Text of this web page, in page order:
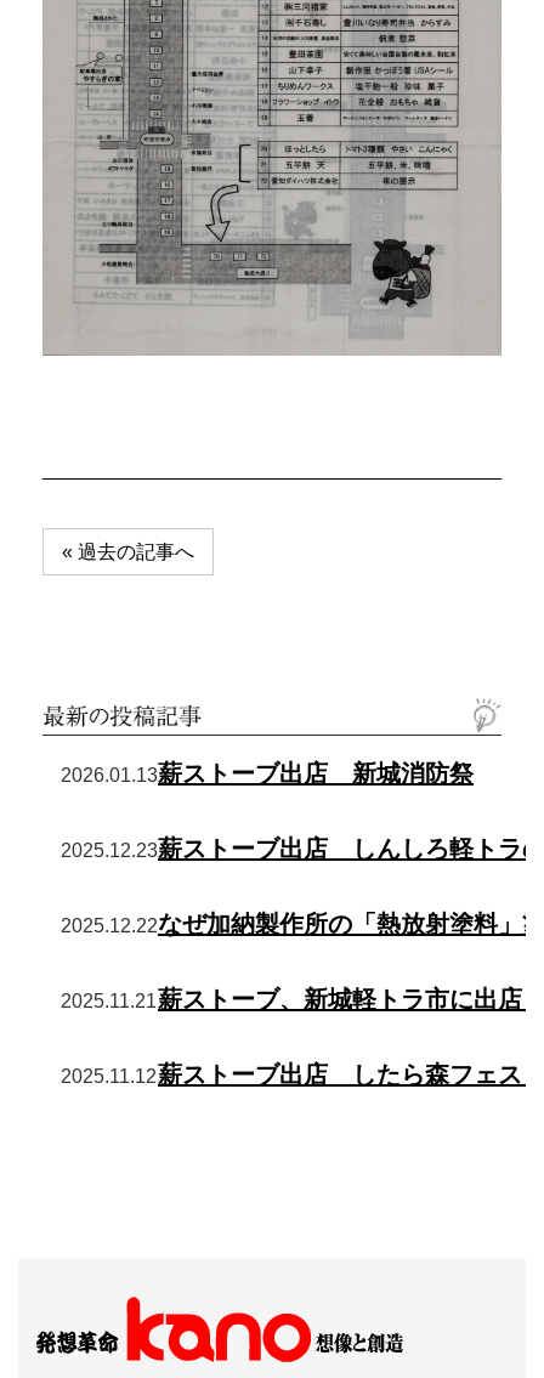
稿
シ
« 過去の記事へ
2026.01.13薪ストーブ出店 新城消防祭
2025.12.23薪ストーブ出店 しんしろ軽トラ
2025.12.22なぜ加納製作所の「熱放射塗料」
2025.11.21薪ストーブ、新城軽トラ市に出店
2025.11.12薪ストーブ出店 したら森フェス